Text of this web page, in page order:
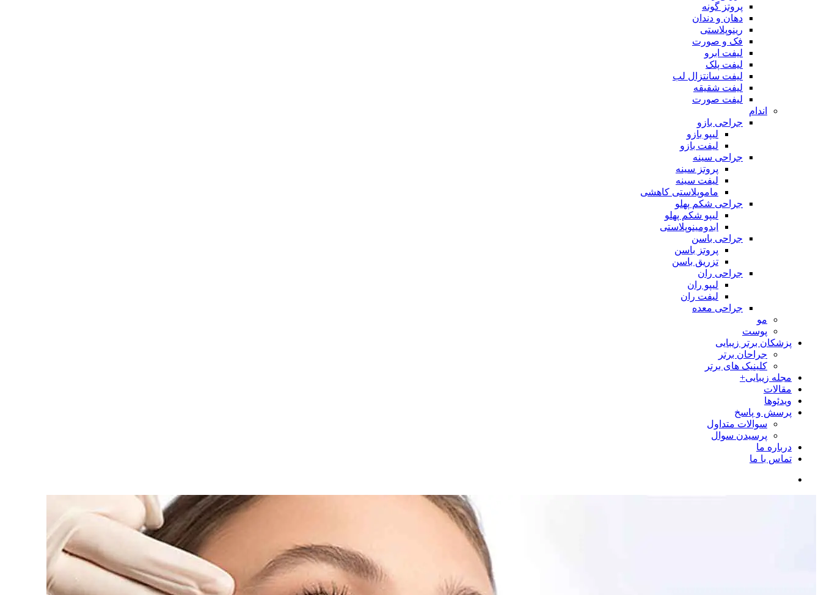
پروتز گونه
دهان و دندان
رینوپلاستی
فک و صورت
لیفت ابرو
لیفت پلک
لیفت سانتزال لب
لیفت شقیقه
لیفت صورت
اندام
جراحی بازو
لیپو بازو
لیفت بازو
جراحی سینه
پروتز سینه
لیفت سینه
ماموپلاستی کاهشی
جراحی شکم پهلو
لیپو شکم پهلو
ابدومینوپلاستی
جراحی باسن
پروتز باسن
تزریق باسن
جراحی ران
لیپو ران
لیفت ران
جراحی معده
مو
پوست
پزشکان برتر زیبایی
جراحان برتر
کلینیک های برتر
مجله زیبایی+
مقالات
ویدئوها
پرسش و پاسخ
سوالات متداول
پرسیدن سوال
درباره ما
تماس با ما